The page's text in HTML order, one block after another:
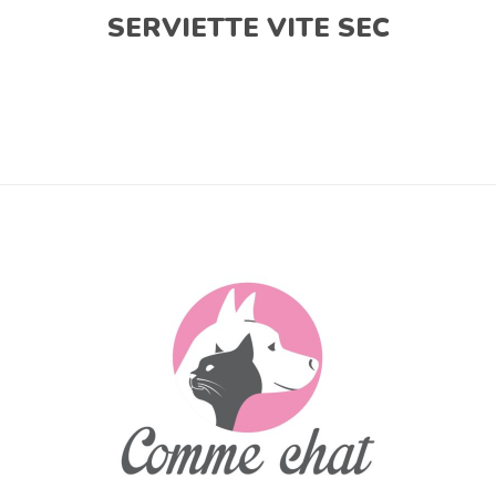
SERVIETTE VITE SEC